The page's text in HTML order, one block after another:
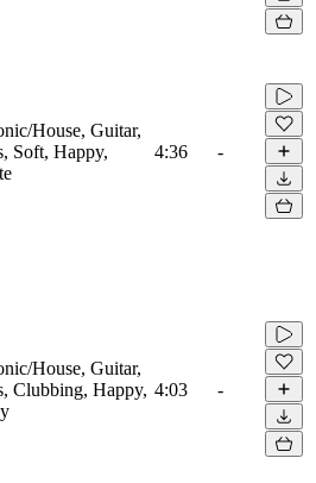
House, Guitar,
Soft, Happy,
4:36 -
House, Guitar,
Clubbing, Happy, 4:03 -